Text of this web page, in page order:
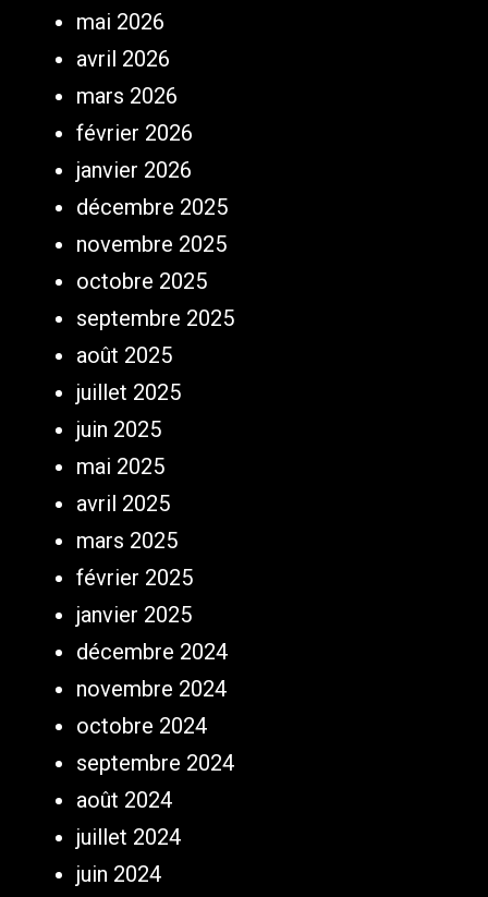
mai 2026
avril 2026
mars 2026
février 2026
janvier 2026
décembre 2025
novembre 2025
octobre 2025
septembre 2025
août 2025
juillet 2025
juin 2025
mai 2025
avril 2025
mars 2025
février 2025
janvier 2025
décembre 2024
novembre 2024
octobre 2024
septembre 2024
août 2024
juillet 2024
juin 2024